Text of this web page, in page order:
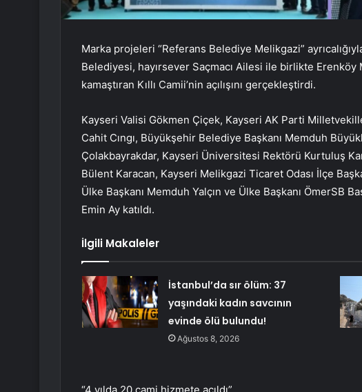
Marka projeleri “Referans Belediye Melikgazi”
Belediyesi, hayırsever Saçmacı Ailesi ile birlikte
kamaştıran Kıllı Camii’nin açılışını gerçekleştirdi.
Kayseri Valisi Gökmen Çiçek, Kayseri AK Parti
Cahit Cıngı, Büyükşehir Belediye Başkanı Memduh
Çolakbayrakdar, Kayseri Üniversitesi Rektörü Kurtuluş
Bülent Karacan, Kayseri Melikgazi Ticaret Odası İlçe
Ülke Başkanı Memduh Yalçın ve Ülke Başkanı ÖmerSB
Emin Ay katıldı.
İlgili Makaleler
İstanbul’da sır ölüm: 37
yaşındaki kadın savcının
evinde ölü bulundu!
Ağustos 8, 2026